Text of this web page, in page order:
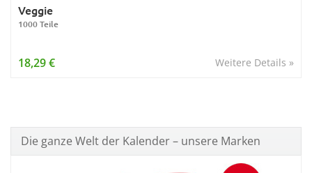
Veggie
1000 Teile
Weitere Details »
18,29 €
Die ganze Welt der Kalender – unsere Marken